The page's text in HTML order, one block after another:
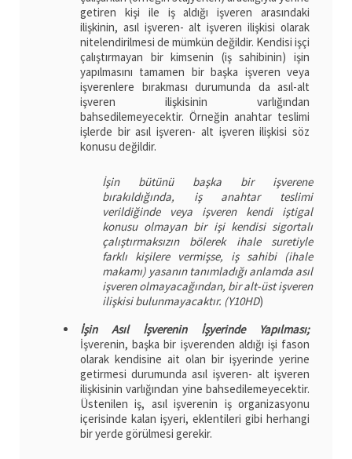
getiren kişi ile iş aldığı işveren arasındaki
ilişkinin, asıl işveren- alt işveren ilişkisi olarak
nitelendirilmesi de mümkün değildir. Kendisi işçi
çalıştırmayan bir kimsenin (iş sahibinin) işin
yapılmasını tamamen bir başka işveren veya
işverenlere bırakması durumunda da asıl-alt
işveren ilişkisinin varlığından
bahsedilemeyecektir. Örneğin anahtar teslimi
işlerde bir asıl işveren- alt işveren ilişkisi söz
konusu değildir.
İşin bütünü başka bir işverene
bırakıldığında, iş anahtar teslimi
verildiğinde veya işveren kendi iştigal
konusu olmayan bir işi kendisi sigortalı
çalıştırmaksızın bölerek ihale suretiyle
farklı kişilere vermişse, iş sahibi (ihale
makamı) yasanın tanımladığı anlamda asıl
işveren olmayacağından, bir alt-üst işveren
ilişkisi bulunmayacaktır. (Y10HD)
İşin Asıl İşverenin İşyerinde Yapılması;
İşverenin, başka bir işverenden aldığı işi fason
olarak kendisine ait olan bir işyerinde yerine
getirmesi durumunda asıl işveren- alt işveren
ilişkisinin varlığından yine bahsedilemeyecektir.
Üstenilen iş, asıl işverenin iş organizasyonu
içerisinde kalan işyeri, eklentileri gibi herhangi
bir yerde görülmesi gerekir.